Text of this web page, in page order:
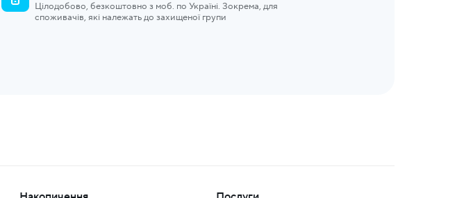
Цілодобово, безкоштовно з моб. по Україні. Зокрема, для
споживачів, які належать до захищеної групи